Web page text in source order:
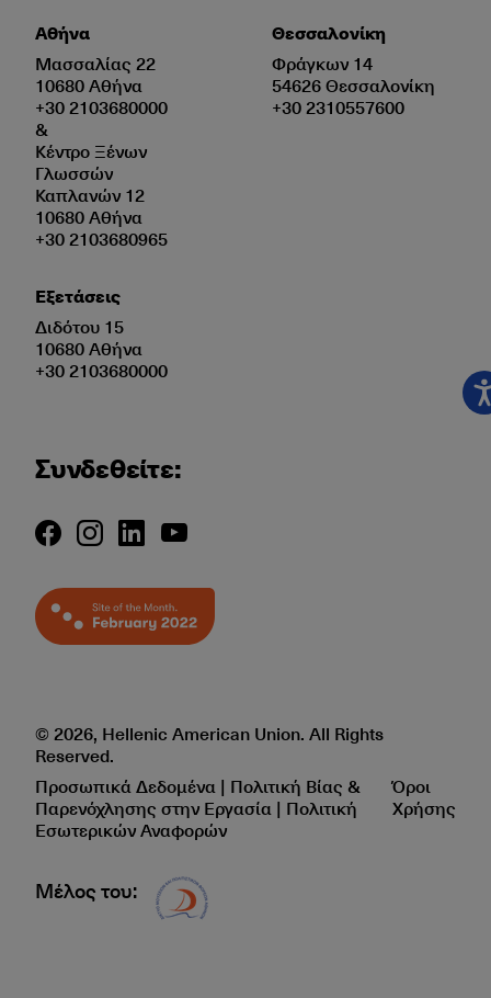
Αθήνα
Μασσαλίας 22
10680 Αθήνα
+30 2103680000
&
Κέντρο Ξένων
Γλωσσών
Καπλανών 12
10680 Αθήνα
+30 2103680965
Εξετάσεις
Διδότου 15
10680 Αθήνα
+30 2103680000
Θεσσαλονίκη
Φράγκων 14
54626 Θεσσαλονίκη
+30 2310557600
Συνδεθείτε:
© 2026, Hellenic American Union. All Rights
Reserved.
Προσωπικά Δεδομένα | Πολιτική Βίας &
Παρενόχλησης στην Εργασία | Πολιτική
Εσωτερικών Αναφορών
Όροι
Χρήσης
Μέλος του: